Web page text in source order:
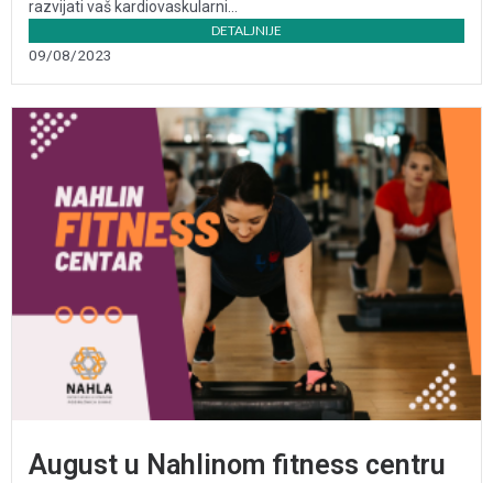
razvijati vaš kardiovaskularni...
DETALJNIJE
09/08/2023
August u Nahlinom fitness centru